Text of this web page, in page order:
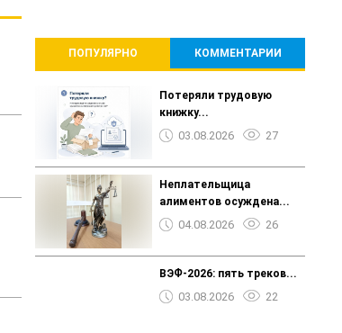
ПОПУЛЯРНО КОММЕНТАРИИ
Потеряли трудовую
книжку...
03.08.2026 27
Неплательщица
алиментов осуждена...
04.08.2026 26
ВЭФ-2026: пять треков...
03.08.2026 22